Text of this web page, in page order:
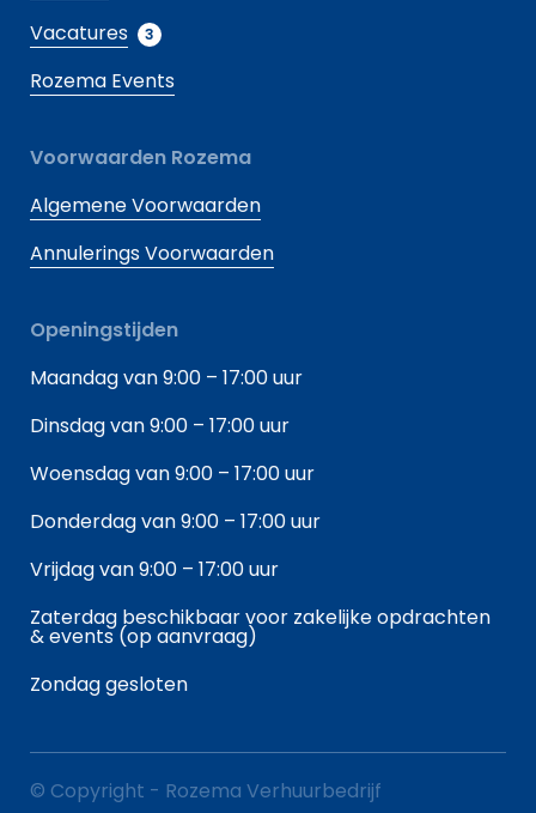
Vacatures
3
Rozema Events
Voorwaarden Rozema
Algemene Voorwaarden
Annulerings Voorwaarden
Openingstijden
Maandag van 9:00 – 17:00 uur
Dinsdag van 9:00 – 17:00 uur
Woensdag van 9:00 – 17:00 uur
Donderdag van 9:00 – 17:00 uur
Vrijdag van 9:00 – 17:00 uur
Zaterdag beschikbaar voor zakelijke opdrachten
& events (op aanvraag)
Zondag gesloten
© Copyright - Rozema Verhuurbedrijf